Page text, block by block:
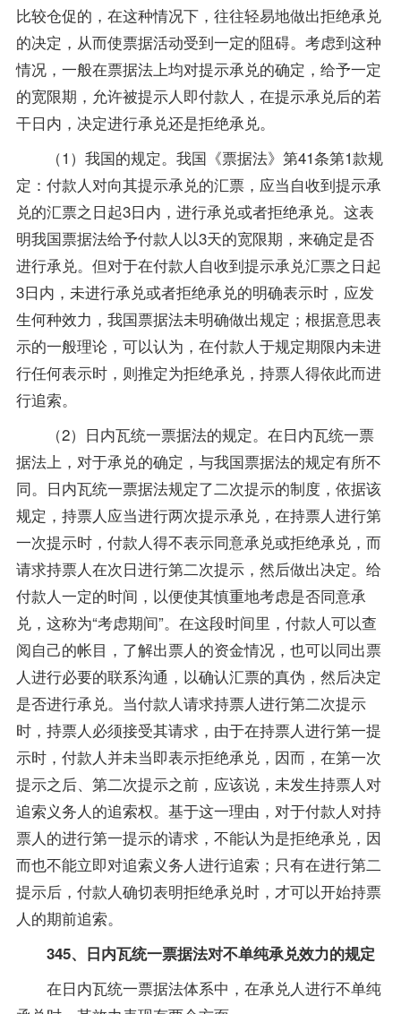
比较仓促的，在这种情况下，往往轻易地做出拒绝承兑
的决定，从而使票据活动受到一定的阻碍。考虑到这种
情况，一般在票据法上均对提示承兑的确定，给予一定
的宽限期，允许被提示人即付款人，在提示承兑后的若
干日内，决定进行承兑还是拒绝承兑。
（1）我国的规定。我国《票据法》第41条第1款规
定：付款人对向其提示承兑的汇票，应当自收到提示承
兑的汇票之日起3日内，进行承兑或者拒绝承兑。这表
明我国票据法给予付款人以3天的宽限期，来确定是否
进行承兑。但对于在付款人自收到提示承兑汇票之日起
3日内，未进行承兑或者拒绝承兑的明确表示时，应发
生何种效力，我国票据法未明确做出规定；根据意思表
示的一般理论，可以认为，在付款人于规定期限内未进
行任何表示时，则推定为拒绝承兑，持票人得依此而进
行追索。
（2）日内瓦统一票据法的规定。在日内瓦统一票
据法上，对于承兑的确定，与我国票据法的规定有所不
同。日内瓦统一票据法规定了二次提示的制度，依据该
规定，持票人应当进行两次提示承兑，在持票人进行第
一次提示时，付款人得不表示同意承兑或拒绝承兑，而
请求持票人在次日进行第二次提示，然后做出决定。给
付款人一定的时间，以便使其慎重地考虑是否同意承
兑，这称为“考虑期间”。在这段时间里，付款人可以查
阅自己的帐目，了解出票人的资金情况，也可以同出票
人进行必要的联系沟通，以确认汇票的真伪，然后决定
是否进行承兑。当付款人请求持票人进行第二次提示
时，持票人必须接受其请求，由于在持票人进行第一提
示时，付款人并未当即表示拒绝承兑，因而，在第一次
提示之后、第二次提示之前，应该说，未发生持票人对
追索义务人的追索权。基于这一理由，对于付款人对持
票人的进行第一提示的请求，不能认为是拒绝承兑，因
而也不能立即对追索义务人进行追索；只有在进行第二
提示后，付款人确切表明拒绝承兑时，才可以开始持票
人的期前追索。
345、日内瓦统一票据法对不单纯承兑效力的规定
在日内瓦统一票据法体系中，在承兑人进行不单纯